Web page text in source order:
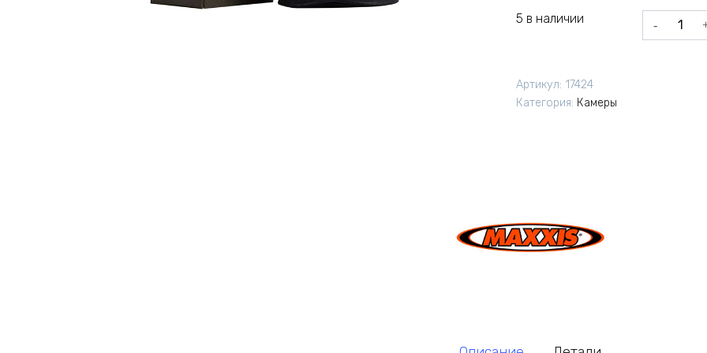
5 в наличии
Количество
товара
Артикул: 17424
Категория: Камеры